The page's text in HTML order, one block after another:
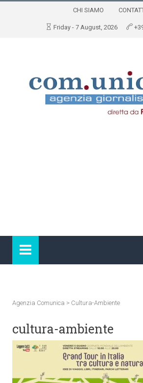
CHI SIAMO
Friday - 7 August, 2026
Agenzia Comunica > Cultura-Ambiente
cultura-ambiente